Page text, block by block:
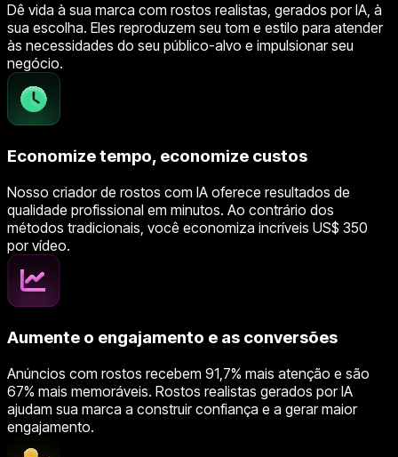
Dê vida à sua marca com rostos realistas, gerados por IA, à
sua escolha. Eles reproduzem seu tom e estilo para atender
às necessidades do seu público-alvo e impulsionar seu
negócio.
Economize tempo, economize custos
Nosso criador de rostos com IA oferece resultados de
qualidade profissional em minutos. Ao contrário dos
métodos tradicionais, você economiza incríveis US$ 350
por vídeo.
Aumente o engajamento e as conversões
Anúncios com rostos recebem 91,7% mais atenção e são
67% mais memoráveis. Rostos realistas gerados por IA
ajudam sua marca a construir confiança e a gerar maior
engajamento.